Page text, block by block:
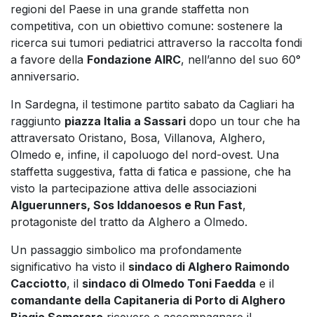
regioni del Paese in una grande staffetta non
competitiva, con un obiettivo comune: sostenere la
ricerca sui tumori pediatrici attraverso la raccolta fondi
a favore della Fondazione AIRC, nell’anno del suo 60°
anniversario.
In Sardegna, il testimone partito sabato da Cagliari ha
raggiunto piazza Italia a Sassari dopo un tour che ha
attraversato Oristano, Bosa, Villanova, Alghero,
Olmedo e, infine, il capoluogo del nord-ovest. Una
staffetta suggestiva, fatta di fatica e passione, che ha
visto la partecipazione attiva delle associazioni
Alguerunners, Sos Iddanoesos e Run Fast,
protagoniste del tratto da Alghero a Olmedo.
Un passaggio simbolico ma profondamente
significativo ha visto il sindaco di Alghero Raimondo
Cacciotto, il sindaco di Olmedo Toni Faedda e il
comandante della Capitaneria di Porto di Alghero